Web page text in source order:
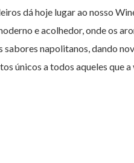
dá hoje lugar ao nosso
e acolhedor, onde os
napolitanos, dando
únicos a todos aqueles que a